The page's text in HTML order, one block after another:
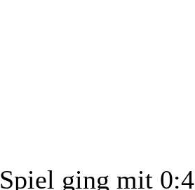
ging mit